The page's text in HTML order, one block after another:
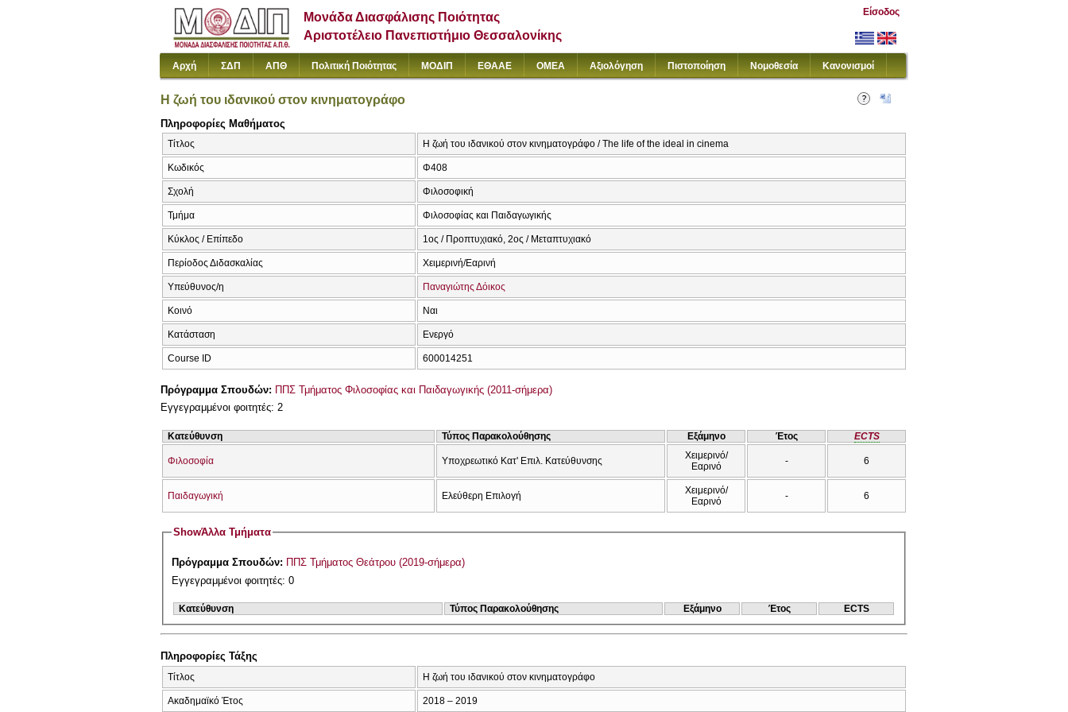
Μονάδα Διασφάλισης Ποιότητας
Αριστοτέλειο Πανεπιστήμιο Θεσσαλονίκης
Είσοδος
Αρχή ΣΔΠ ΑΠΘ Πολιτική Ποιότητας ΜΟΔΙΠ ΕΘΑΑΕ ΟΜΕΑ Αξιολόγηση Πιστοποίηση Νομοθεσία Κανονισμοί
Η ζωή του ιδανικού στον κινηματογράφο
Πληροφορίες Μαθήματος
Τίτλος Η ζωή του ιδανικού στον κινηματογράφο / The life of the ideal in cinema
Κωδικός Φ408
Σχολή Φιλοσοφική
Τμήμα Φιλοσοφίας και Παιδαγωγικής
Κύκλος / Επίπεδο 1ος / Προπτυχιακό, 2ος / Μεταπτυχιακό
Περίοδος Διδασκαλίας Χειμερινή/Εαρινή
Υπεύθυνος/η Παναγιώτης Δόικος
Κοινό Ναι
Κατάσταση Ενεργό
Course ID 600014251
Πρόγραμμα Σπουδών: ΠΠΣ Τμήματος Φιλοσοφίας και Παιδαγωγικής (2011-σήμερα)
Εγγεγραμμένοι φοιτητές: 2
Κατεύθυνση Τύπος Παρακολούθησης Εξάμηνο Έτος ECTS
Φιλοσοφία Υποχρεωτικό Κατ' Επιλ. Κατεύθυνσης
Χειμερινό/
Εαρινό
- 6
Παιδαγωγική Ελεύθερη Επιλογή
Χειμερινό/
Εαρινό
- 6
ShowΆλλα Τμήματα
Πρόγραμμα Σπουδών: ΠΠΣ Τμήματος Θεάτρου (2019-σήμερα)
Εγγεγραμμένοι φοιτητές: 0
Κατεύθυνση Τύπος Παρακολούθησης Εξάμηνο Έτος ECTS
Πληροφορίες Τάξης
Τίτλος Η ζωή του ιδανικού στον κινηματογράφο
Ακαδημαϊκό Έτος 2018 – 2019